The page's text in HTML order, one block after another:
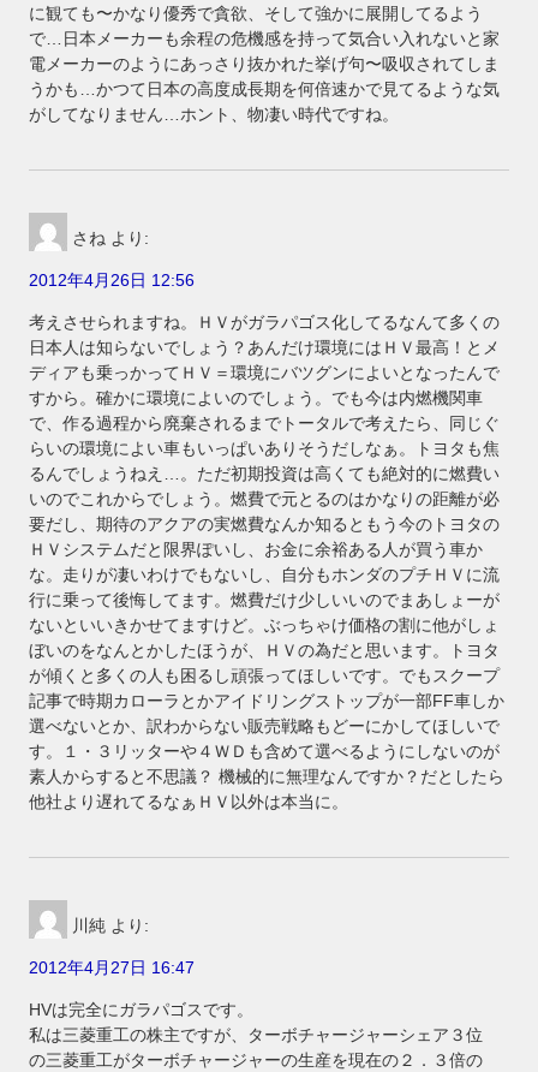
に観ても〜かなり優秀で貪欲、そして強かに展開してるよう
で…日本メーカーも余程の危機感を持って気合い入れないと家
電メーカーのようにあっさり抜かれた挙げ句〜吸収されてしま
うかも…かつて日本の高度成長期を何倍速かで見てるような気
がしてなりません…ホント、物凄い時代ですね。
さね より:
2012年4月26日 12:56
考えさせられますね。ＨＶがガラパゴス化してるなんて多くの
日本人は知らないでしょう？あんだけ環境にはＨＶ最高！とメ
ディアも乗っかってＨＶ＝環境にバツグンによいとなったんで
すから。確かに環境によいのでしょう。でも今は内燃機関車
で、作る過程から廃棄されるまでトータルで考えたら、同じぐ
らいの環境によい車もいっぱいありそうだしなぁ。トヨタも焦
るんでしょうねえ…。ただ初期投資は高くても絶対的に燃費い
いのでこれからでしょう。燃費で元とるのはかなりの距離が必
要だし、期待のアクアの実燃費なんか知るともう今のトヨタの
ＨＶシステムだと限界ぽいし、お金に余裕ある人が買う車か
な。走りが凄いわけでもないし、自分もホンダのプチＨＶに流
行に乗って後悔してます。燃費だけ少しいいのでまあしょーが
ないといいきかせてますけど。ぶっちゃけ価格の割に他がしょ
ぼいのをなんとかしたほうが、ＨＶの為だと思います。トヨタ
が傾くと多くの人も困るし頑張ってほしいです。でもスクープ
記事で時期カローラとかアイドリングストップが一部FF車しか
選べないとか、訳わからない販売戦略もどーにかしてほしいで
す。１・３リッターや４ＷＤも含めて選べるようにしないのが
素人からすると不思議？ 機械的に無理なんですか？だとしたら
他社より遅れてるなぁＨＶ以外は本当に。
川純 より:
2012年4月27日 16:47
HVは完全にガラパゴスです。
私は三菱重工の株主ですが、ターボチャージャーシェア３位
の三菱重工がターボチャージャーの生産を現在の２．３倍の